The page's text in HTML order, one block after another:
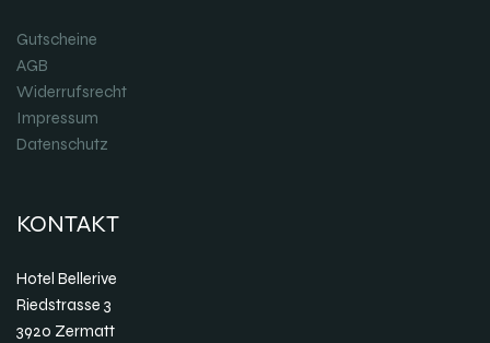
Gutscheine
AGB
Widerrufsrecht
Impressum
Datenschutz
KONTAKT
Hotel Bellerive
Riedstrasse 3
3920 Zermatt